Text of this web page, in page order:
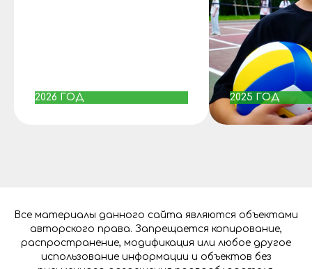
2026 ГОД 2025 ГОД
Все материалы данного сайта являются объектами
авторского права. Запрещается копирование,
распространение, модификация или любое другое
использование информации и объектов без